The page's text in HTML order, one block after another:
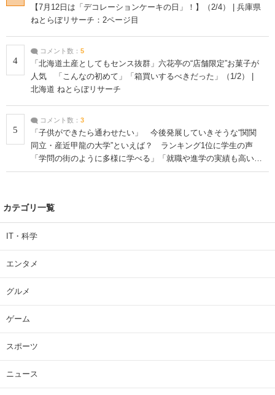
【7月12日は「デコレーションケーキの日」！】（2/4） | 兵庫県
ねとらぼリサーチ：2ページ目
4
コメント数： 5
「北海道土産としてもセンス抜群」六花亭の“店舗限定”お菓子が
人気 「こんなの初めて」「箱買いするべきだった」（1/2） |
北海道 ねとらぼリサーチ
5
コメント数： 3
「子供ができたら通わせたい」 今後発展していきそうな“関関
同立・産近甲龍の大学”といえば？ ランキング1位に学生の声
「学問の街のように多様に学べる」「就職や進学の実績も高い」
| 大学 ねとらぼリサーチ
カテゴリ一覧
IT・科学
エンタメ
グルメ
ゲーム
スポーツ
ニュース